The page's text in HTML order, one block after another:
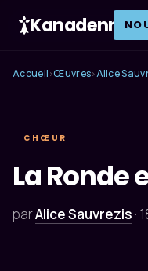
Kanadenn
Accueil ›Œuvres›Alice
CHŒUR
La Ronde
parAlice Sauvrezis ·